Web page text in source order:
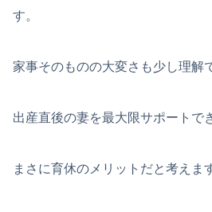
す。
家事そのものの大変さも少し理解
出産直後の妻を最大限サポートで
まさに育休のメリットだと考えま